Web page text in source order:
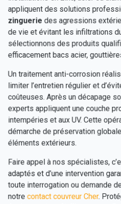
appliquent des solutions
zingueriedes agressions
de vie et évitant les infiltrations
sélectionnons des produits
efficacement bacs acier,
Un traitement anti-corrosion
limiter l’entretien régulier et
coûteuses. Après un décapage
experts appliquent une couche
intempéries et aux UV. Cette
démarche de préservation
éléments extérieurs.
Faire appel à nos spécialistes,
adaptés et d’une intervention
toute interrogation ou demande
notre contact couvreur Cher.